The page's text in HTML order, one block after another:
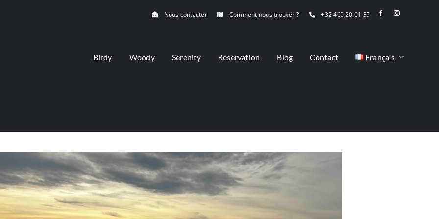
Nous contacter Comment nous trouver ? +32 460 20 01 35
Birdy Woody Serenity Réservation Blog Contact Français